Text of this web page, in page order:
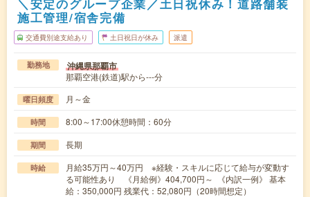
＼安定のグループ企業／土日祝休み！道路舗装
施工管理/宿舎完備
交通費別途支給あり 土日祝日が休み 派遣
勤務地 沖縄県那覇市
那覇空港(鉄道)駅から---分
曜日頻度 月～金
時間 8:00～17:00休憩時間：60分
期間 長期
時給
月給35万円～40万円 ※経験・スキルに応じて給与が変動す
る可能性あり 《月給例》404,700円～ 《内訳一例》 基本
給：350,000円 残業代：52,080円（20時間想定）